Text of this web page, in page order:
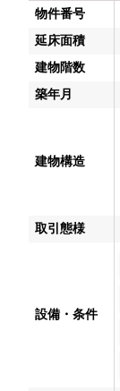
物件番号
延床面積
建物階数
築年月
建物構造
取引態様
設備・条件